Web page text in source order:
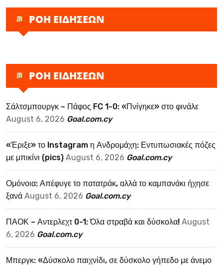
ΡΟΗ ΕΙΔΗΣΕΩΝ
ΡΟΗ ΕΙΔΗΣΕΩΝ
Σάλτσμπουργκ – Πάφος FC 1-0: «Πνίγηκε» στο φινάλε
August 6, 2026 Goal.com.cy
«Έριξε» το Instagram η Ανδρομάχη: Εντυπωσιακές πόζες
με μπικίνι (pics) August 6, 2026 Goal.com.cy
Ομόνοια: Απέφυγε το πατατράκ, αλλά το καμπανάκι ήχησε
ξανά August 6, 2026 Goal.com.cy
ΠΑΟΚ – Αντερλεχτ 0-1: Όλα στραβά και δύσκολα! August
6, 2026 Goal.com.cy
Μπεργκ: «Δύσκολο παιχνίδι, σε δύσκολο γήπεδο με άνεμο